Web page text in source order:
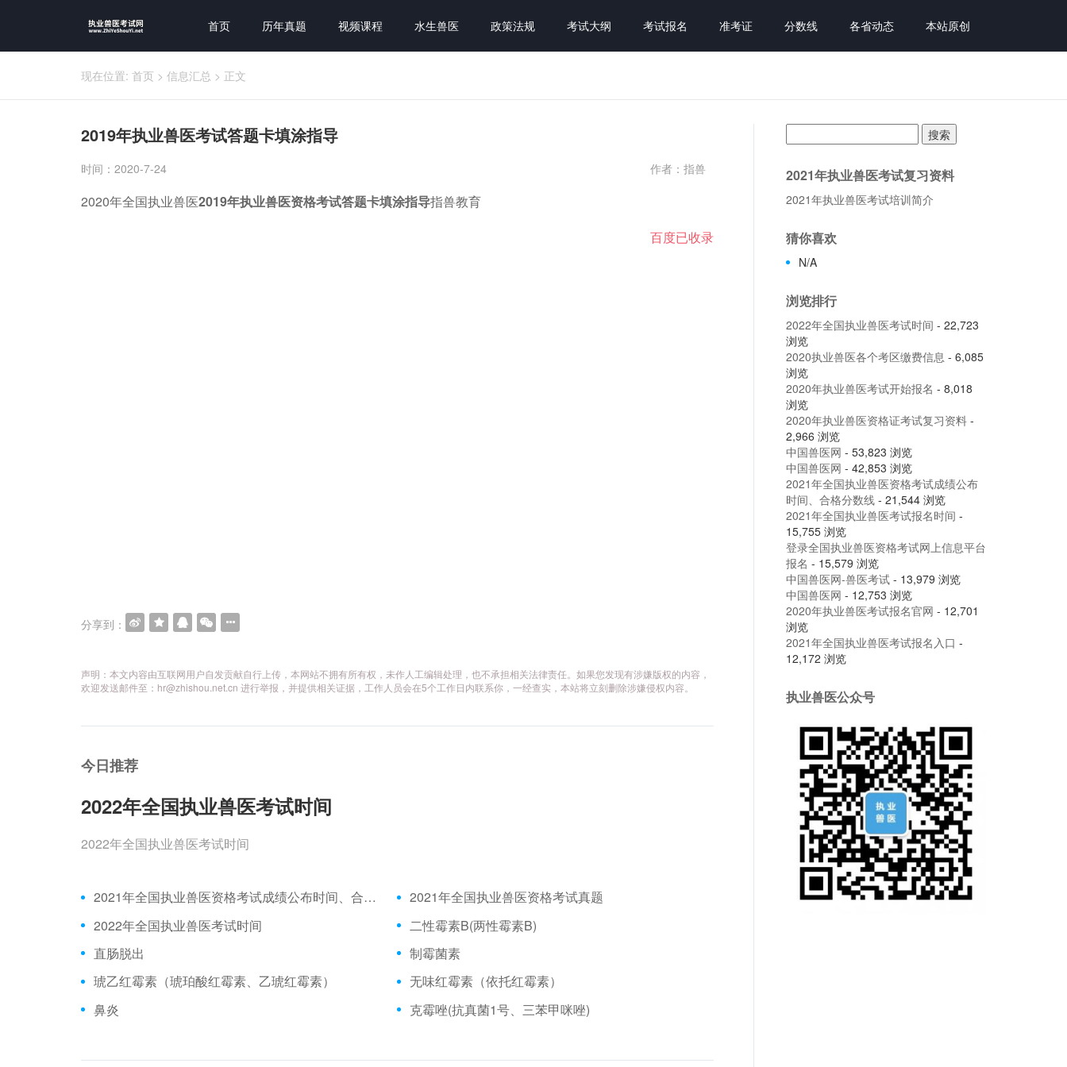
首页 历年真题 视频课程 水生兽医 政策法规 考试大纲 考试报名 准考证 分数线 各省动态 本站原创
现在位置: 首页 > 信息汇总 > 正文
2019年执业兽医考试答题卡填涂指导
时间：2020-7-24 作者：指兽
2020年全国执业兽医2019年执业兽医资格考试答题卡填涂指导指兽教育
百度已收录
分享到：
声明：本文内容由互联网用户自发贡献自行上传，本网站不拥有所有权，未作人工编辑处理，也不承担相关法律责任。如果您发现有涉嫌版权的内容，
欢迎发送邮件至：hr@zhishou.net.cn 进行举报，并提供相关证据，工作人员会在5个工作日内联系你，一经查实，本站将立刻删除涉嫌侵权内容。
今日推荐
2022年全国执业兽医考试时间
2022年全国执业兽医考试时间
2021年全国执业兽医资格考试成绩公布时间、合格分数线
2021年全国执业兽医资格考试真题
2022年全国执业兽医考试时间
二性霉素B(两性霉素B)
直肠脱出
制霉菌素
琥乙红霉素（琥珀酸红霉素、乙琥红霉素）
无味红霉素（依托红霉素）
鼻炎
克霉唑(抗真菌1号、三苯甲咪唑)
索：
2021年执业兽医考试复习资料
2021年执业兽医考试培训简介
猜你喜欢
N/A
浏览排行
2022年全国执业兽医考试时间 - 22,723
浏览
2020执业兽医各个考区缴费信息 - 6,085
浏览
2020年执业兽医考试开始报名 - 8,018
浏览
2020年执业兽医资格证考试复习资料-
2,966 浏览
中国兽医网 - 53,823 浏览
中国兽医网 - 42,853 浏览
2021年全国执业兽医资格考试成绩公布
时间、合格分数线- 21,544 浏览
2021年全国执业兽医考试报名时间 -
15,755 浏览
登录全国执业兽医资格考试网上信息平台
报名 - 15,579 浏览
中国兽医网-兽医考试- 13,979 浏览
中国兽医网 - 12,753 浏览
2020年执业兽医考试报名官网 - 12,701
浏览
2021年全国执业兽医考试报名入口 -
12,172 浏览
执业兽医公众号